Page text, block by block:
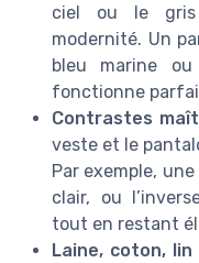
ciel ou le gris
modernité. Un
bleu marine
fonctionne
Contrastes
veste et le
Par exemple,
clair, ou
tout en restant
Laine, coton, lin